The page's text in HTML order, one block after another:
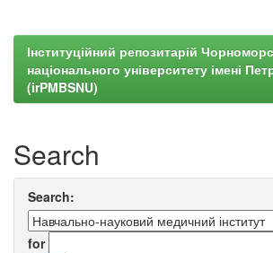
Інституційний репозитарій
національного університету імені
(irPMBSNU)
Search
Search:
for